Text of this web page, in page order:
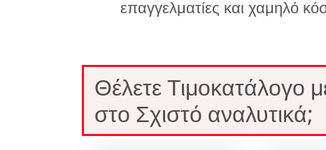
επαγγελματίες και χαμηλό
Θέλετε Τιμοκατάλογο
στο Σχιστό αναλυτικά;